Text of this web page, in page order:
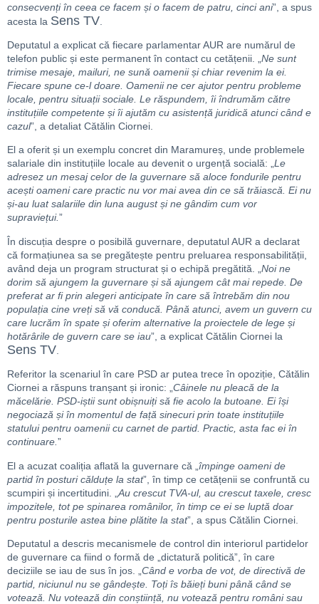
consecvenți în ceea ce facem și o facem de patru, cinci ani”, a spus
acesta la Sens TV
Deputatul a explicat că fiecare parlamentar AUR are numărul de
telefon public și este permanent în contact cu cetățenii. „ Ne sunt
trimise mesaje, mailuri, ne sună oamenii și chiar revenim la ei.
Fiecare spune ce-l doare. Oamenii ne cer ajutor pentru probleme
locale, pentru situații sociale. Le răspundem, îi îndrumăm către
instituțiile competente și îi ajutăm cu asistență juridică atunci când e
cazul”, a detaliat Cătălin Ciornei.
El a oferit și un exemplu concret din Maramureș, unde problemele
salariale din instituțiile locale au devenit o urgență socială: „Le
adresez un mesaj celor de la guvernare să aloce fondurile pentru
acești oameni care practic nu vor mai avea din ce să trăiască. Ei nu
și-au luat salariile din luna august și ne gândim cum vor
supraviețui.”
În discuția despre o posibilă guvernare, deputatul AUR a declarat
că formațiunea sa se pregătește pentru preluarea responsabilității,
având deja un program structurat și o echipă pregătită. „ Noi ne
dorim să ajungem la guvernare și să ajungem cât mai repede. De
preferat ar fi prin alegeri anticipate în care să întrebăm din nou
populația cine vreți să vă conducă. Până atunci, avem un guvern cu
care lucrăm în spate și oferim alternative la proiectele de lege și
hotărârile de guvern care se iau”, a explicat Cătălin Ciornei la
Sens TV
Referitor la scenariul în care PSD ar putea trece în opoziție, Cătălin
Ciornei a răspuns tranșant și ironic: „ Câinele nu pleacă de la
măcelărie. PSD-iștii sunt obișnuiți să fie acolo la butoane. Ei își
negociază și în momentul de față sinecuri prin toate instituțiile
statului pentru oamenii cu carnet de partid. Practic, asta fac ei în
continuare. ”
El a acuzat coaliția aflată la guvernare că „ împinge oameni de
partid în posturi călduțe la stat”, în timp ce cetățenii se confruntă cu
scumpiri și incertitudini. „ Au crescut TVA-ul, au crescut taxele, cresc
impozitele, tot pe spinarea românilor, în timp ce ei se luptă doar
pentru posturile astea bine plătite la stat”, a spus Cătălin Ciornei.
Deputatul a descris mecanismele de control din interiorul partidelor
de guvernare ca fiind o formă de „dictatură politică”, în care
deciziile se iau de sus în jos. „ Când e vorba de vot, de directivă de
partid, niciunul nu se gândește. Toți îs băieți buni până când se
votează. Nu votează din conștiință, nu votează pentru români sau